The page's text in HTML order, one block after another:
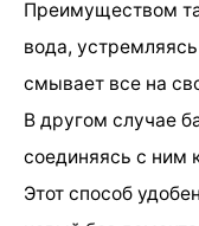
Преимуществом
вода,
смывает все на
В другом случае
соединяясь с ним
Этот способ